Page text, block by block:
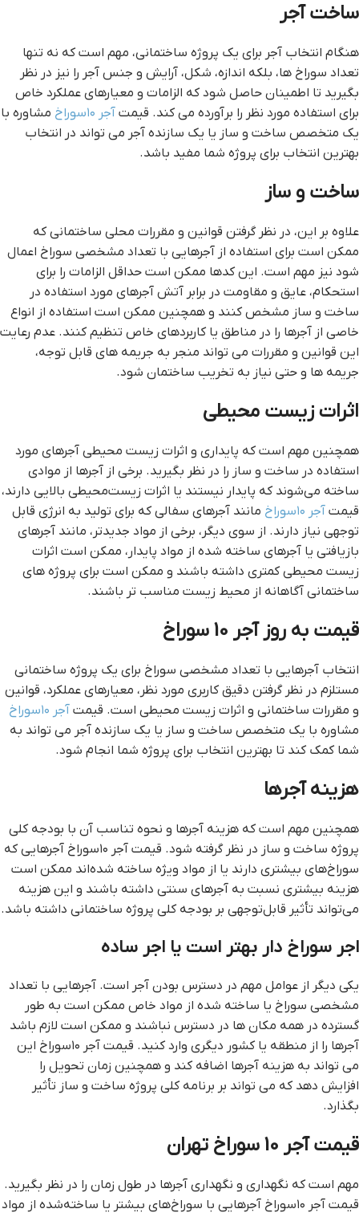
ساخت آجر
هنگام انتخاب آجر برای یک پروژه ساختمانی، مهم است که نه تنها
تعداد سوراخ ها، بلکه اندازه، شکل، آرایش و جنس آجر را نیز در نظر
بگیرید تا اطمینان حاصل شود که الزامات و معیارهای عملکرد خاص
برای استفاده مورد نظر را برآورده می کند. قیمت آجر ۱۰سوراخ
مشاوره با
یک متخصص ساخت و ساز یا یک سازنده آجر می تواند در انتخاب
بهترین انتخاب برای پروژه شما مفید باشد.
ساخت و ساز
علاوه بر این، در نظر گرفتن قوانین و مقررات محلی ساختمانی که
ممکن است برای استفاده از آجرهایی با تعداد مشخصی سوراخ اعمال
شود نیز مهم است. این کدها ممکن است حداقل الزامات را برای
استحکام، عایق و مقاومت در برابر آتش آجرهای مورد استفاده در
ساخت و ساز مشخص کنند و همچنین ممکن است استفاده از انواع
خاصی از آجرها را در مناطق یا کاربردهای خاص تنظیم کنند. عدم رعایت
این قوانین و مقررات می تواند منجر به جریمه های قابل توجه،
جریمه ها و حتی نیاز به تخریب ساختمان شود.
اثرات زیست محیطی
همچنین مهم است که پایداری و اثرات زیست محیطی آجرهای مورد
استفاده در ساخت و ساز را در نظر بگیرید. برخی از آجرها از موادی
ساخته می‌شوند که پایدار نیستند یا اثرات زیست‌محیطی بالایی دارند،
قیمت آجر ۱۰سوراخ
مانند آجرهای سفالی که برای تولید به انرژی قابل
توجهی نیاز دارند. از سوی دیگر، برخی از مواد جدیدتر، مانند آجرهای
بازیافتی یا آجرهای ساخته شده از مواد پایدار، ممکن است اثرات
زیست محیطی کمتری داشته باشند و ممکن است برای پروژه های
ساختمانی آگاهانه از محیط زیست مناسب تر باشند.
قيمت به روز آجر 10 سوراخ
انتخاب آجرهایی با تعداد مشخصی سوراخ برای یک پروژه ساختمانی
مستلزم در نظر گرفتن دقیق کاربری مورد نظر، معیارهای عملکرد، قوانین
و مقررات ساختمانی و اثرات زیست محیطی است. قیمت آجر ۱۰سوراخ
مشاوره با یک متخصص ساخت و ساز یا یک سازنده آجر می تواند به
شما کمک کند تا بهترین انتخاب برای پروژه شما انجام شود.
هزینه آجرها
همچنین مهم است که هزینه آجرها و نحوه تناسب آن با بودجه کلی
پروژه ساخت و ساز در نظر گرفته شود. قیمت آجر ۱۰سوراخ آجرهایی که
سوراخ‌های بیشتری دارند یا از مواد ویژه ساخته شده‌اند ممکن است
هزینه بیشتری نسبت به آجرهای سنتی داشته باشند و این هزینه
می‌تواند تأثیر قابل‌توجهی بر بودجه کلی پروژه ساختمانی داشته باشد.
اجر سوراخ دار بهتر است يا اجر ساده
یکی دیگر از عوامل مهم در دسترس بودن آجر است. آجرهایی با تعداد
مشخصی سوراخ یا ساخته شده از مواد خاص ممکن است به طور
گسترده در همه مکان ها در دسترس نباشند و ممکن است لازم باشد
آجرها را از منطقه یا کشور دیگری وارد کنید. قیمت آجر ۱۰سوراخ این
می تواند به هزینه آجرها اضافه کند و همچنین زمان تحویل را
افزایش دهد که می تواند بر برنامه کلی پروژه ساخت و ساز تأثیر
بگذارد.
قيمت آجر 10 سوراخ تهران
مهم است که نگهداری و نگهداری آجرها در طول زمان را در نظر بگیرید.
قیمت آجر ۱۰سوراخ آجرهایی با سوراخ‌های بیشتر یا ساخته‌شده از مواد